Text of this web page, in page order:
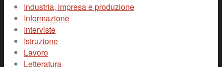
Industria, impresa e produzione
Informazione
Interviste
Istruzione
Lavoro
Letteratura